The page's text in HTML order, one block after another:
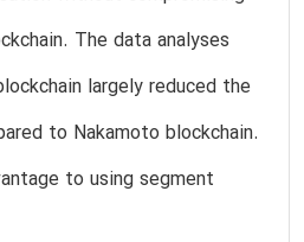
The data analyses
largely reduced the
to Nakamoto blockchain.
to using segment